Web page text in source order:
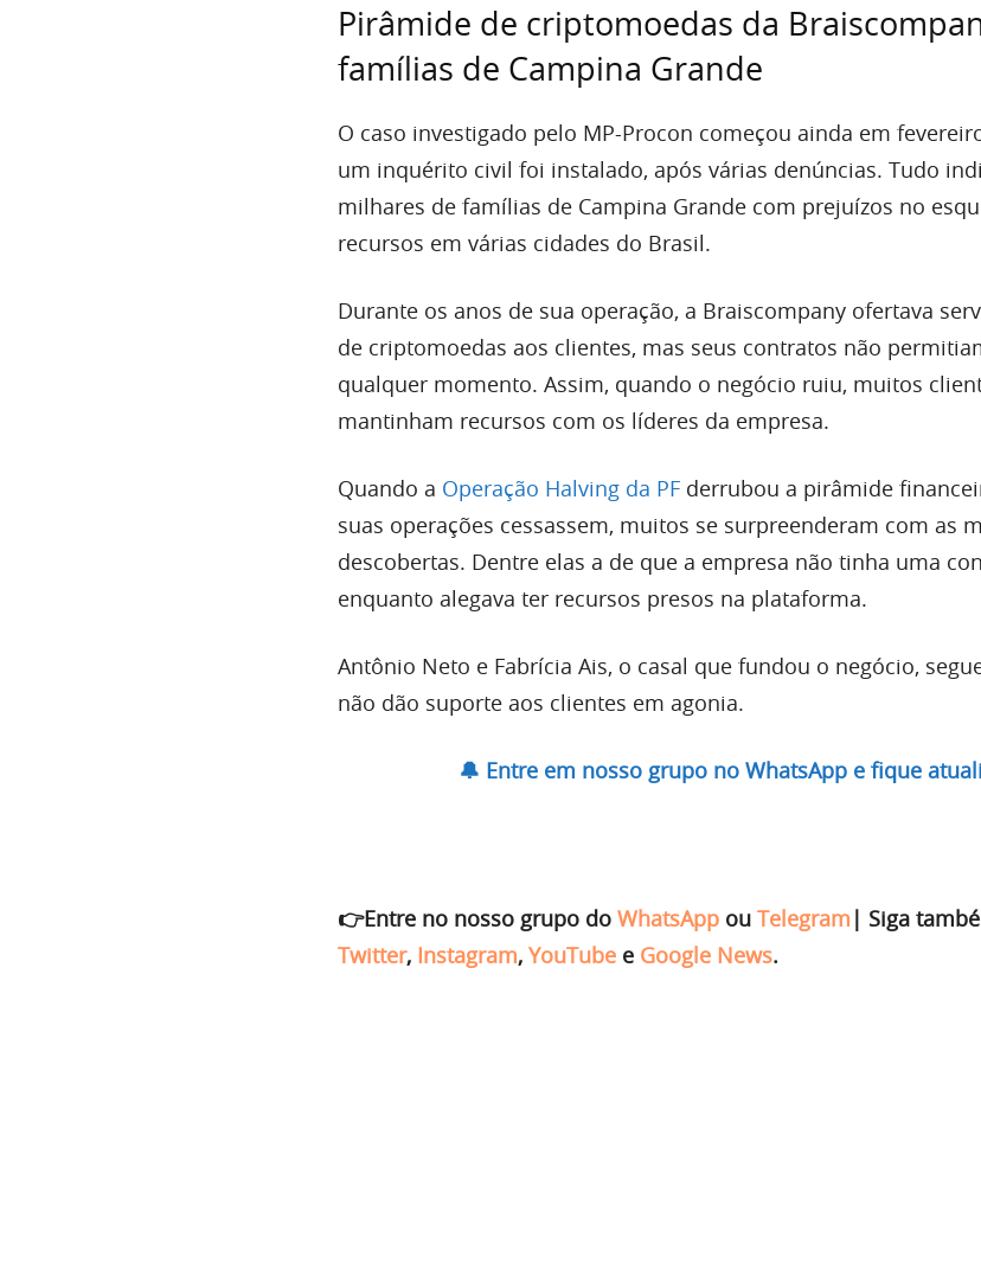
Pirâmide de criptomoedas da
famílias de Campina Grande
O caso investigado pelo MP-Procon começou ainda em
um inquérito civil foi instalado, após várias denúncias. Tudo
milhares de famílias de Campina Grande com prejuízos no
recursos em várias cidades do Brasil.
Durante os anos de sua operação, a Braiscompany ofertava
de criptomoedas aos clientes, mas seus contratos não
qualquer momento. Assim, quando o negócio ruiu, muitos
mantinham recursos com os líderes da empresa.
Quando a Operação Halving da PF derrubou a pirâmide
suas operações cessassem, muitos se surpreenderam com as
descobertas. Dentre elas a de que a empresa não tinha uma
enquanto alegava ter recursos presos na plataforma.
Antônio Neto e Fabrícia Ais, o casal que fundou o negócio,
não dão suporte aos clientes em agonia.
🔔 Entre em nosso grupo no WhatsApp e fique
👉Entre no nosso grupo do WhatsApp ou Telegram | Siga
Twitter, Instagram, YouTube e Google News.